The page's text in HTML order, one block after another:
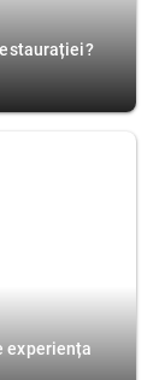
experiența